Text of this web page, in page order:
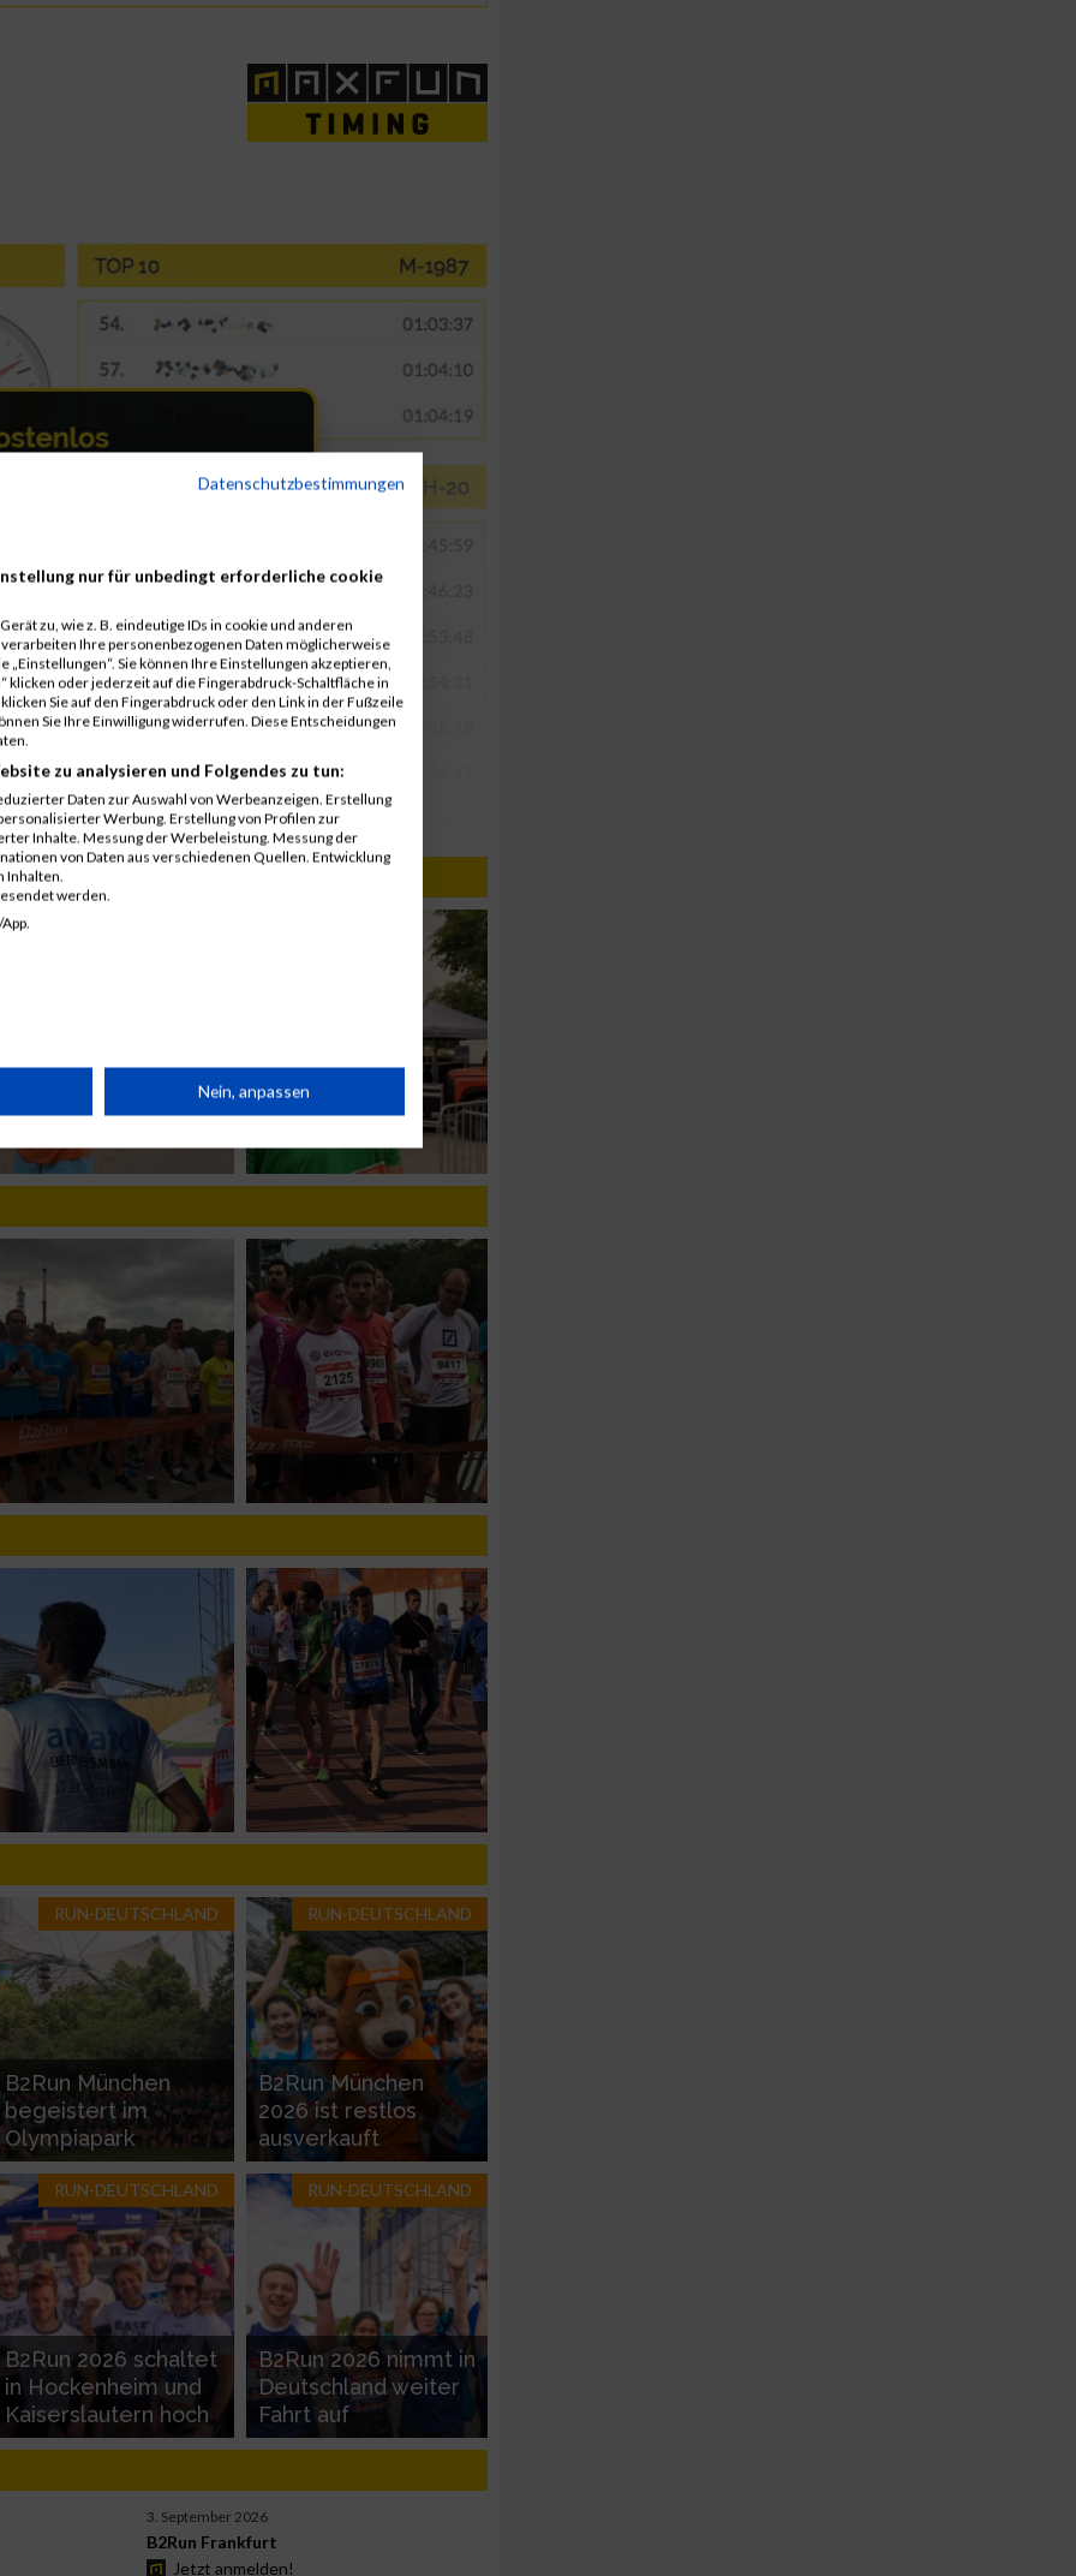
RUN-DEUTSCHLAND
B2Run München
begeistert im
Olympiapark
RUN-DEUTSCHLAND
B2Run München
2026 ist restlos
ausverkauft
RUN-DEUTSCHLAND
B2Run 2026 schaltet
in Hockenheim und
Kaiserslautern hoch
RUN-DEUTSCHLAND
B2Run 2026 nimmt in
Deutschland weiter
Fahrt auf
3. September 2026
B2Run Frankfurt
Jetzt anmelden!
Datenschutzbestimmungen
nur für unbedingt erforderliche cookie
zu, wie z. B. eindeutige IDs in cookie und anderen
Ihre personenbezogenen Daten möglicherweise
Sie können Ihre Einstellungen akzeptieren,
klicken oder jederzeit auf die Fingerabdruck-Schaltfläche in
Sie auf den Fingerabdruck oder den Link in der Fußzeile
Sie Ihre Einwilligung widerrufen. Diese Entscheidungen
zu analysieren und Folgendes zu tun:
Daten zur Auswahl von Werbeanzeigen. Erstellung
Werbung. Erstellung von Profilen zur
Inhalte. Messung der Werbeleistung. Messung der
von Daten aus verschiedenen Quellen. Entwicklung
Inhalten.
werden.
von Daten aus
Nein, anpassen